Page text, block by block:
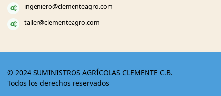
ingeniero@clementeagro.com
taller@clementeagro.com
© 2024 SUMINISTROS AGRÍCOLAS CLEMENTE C.B.
Todos los derechos reservados.